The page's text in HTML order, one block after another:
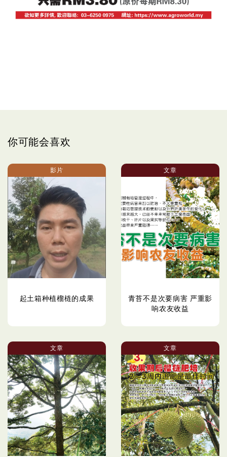
你可能会喜欢
影片
起土箱种植榴梿的成果
文章
青苔不是次要病害 严重影
响农友收益
文章 文章